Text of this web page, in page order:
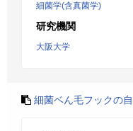
細菌学(含真菌学)
研究機関
大阪大学
細菌ベん毛フックの